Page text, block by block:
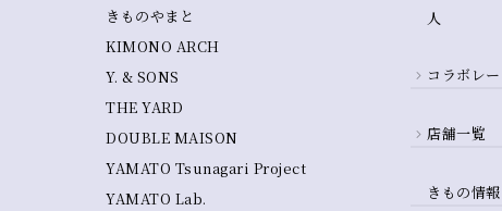
きものやまと
KIMONO ARCH
Y. & SONS
THE YARD
DOUBLE MAISON
YAMATO Tsunagari Project
YAMATO Lab.
人
コラボレ
店舗一覧
きもの情報